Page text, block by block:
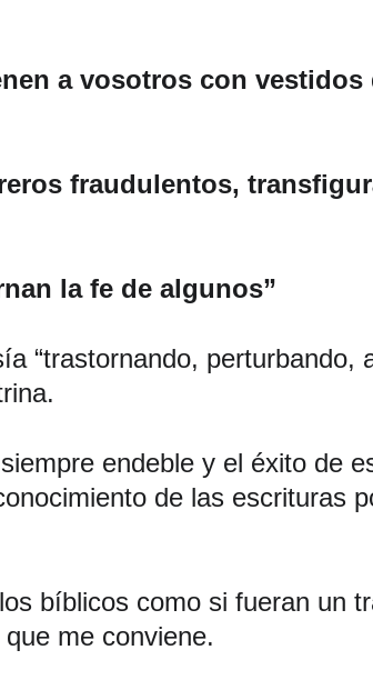
a vosotros con vestidos
fraudulentos,
la fe de algunos”
“trastornando, perturbando,
endeble y el éxito de
de las escrituras
bíblicos como si fueran un
me conviene.